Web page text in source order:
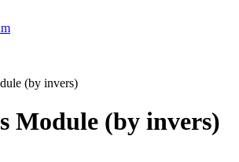
(by invers)
Module (by invers)